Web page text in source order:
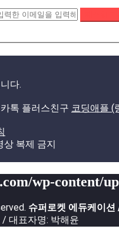
다.
톡 플러스친구 코딩애플 (
복제 금지
wp-content/
슈퍼로켓 에듀케이션
대표자명: 박해윤